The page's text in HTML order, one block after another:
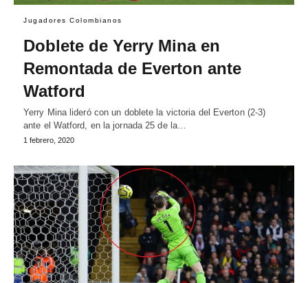
Jugadores Colombianos
Doblete de Yerry Mina en
Remontada de Everton ante
Watford
Yerry Mina lideró con un doblete la victoria del Everton (2-3)
ante el Watford, en la jornada 25 de la…
1 febrero, 2020